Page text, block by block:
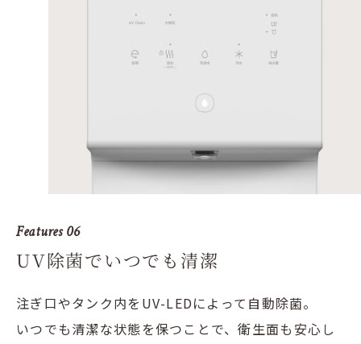
Features 06
UV除菌でいつでも清潔
注ぎ口やタンク内をUV-LEDによって自動除菌。
いつでも清潔な状態を保つことで、衛生面も安心し